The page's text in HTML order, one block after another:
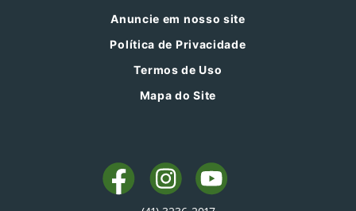
Anuncie em nosso site
Política de Privacidade
Termos de Uso
Mapa do Site